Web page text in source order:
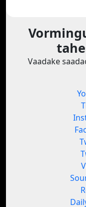
Vaadake